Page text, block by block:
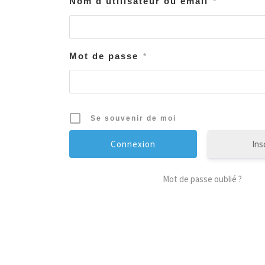
Mot de passe *
Se souvenir de moi
Mot de passe oublié ?